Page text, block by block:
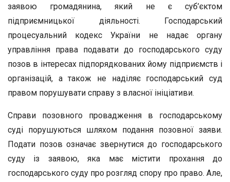
заявою громадянина, який не є суб’єктом
підприємницької діяльності. Господарський
процесуальний кодекс України не надає органу
управління права подавати до господарського суду
позов в інтересах підпорядкованих йому підприємств і
організацій, а також не наділяє господарський суд
правом порушувати справу з власної ініціативи.
Справи позовного провадження в господарському
суді порушуються шляхом подання позовної заяви.
Подати позов означає звернутися до господарського
суду із заявою, яка має містити прохання до
господарського суду про розгляд спору про право. Але,